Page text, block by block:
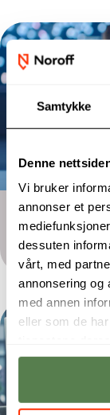
Samtykke
Denne
Vi bruker
annonser et
dessuten
vårt, med
annonsering og
med annen
eller som de
Bachelor
Cyber